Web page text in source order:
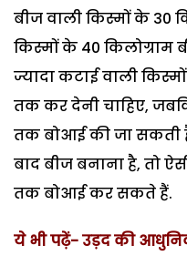
बीज वाली किस्मों के 30
किस्मों के 40 किलोग्राम
ज्यादा कटाई वाली
तक कर देनी चाहिए,
तक बोआई की जा सकती
बाद बीज बनाना है, तो
तक बोआई कर सकते हैं.
ये भी पढ़ें-उड़द की